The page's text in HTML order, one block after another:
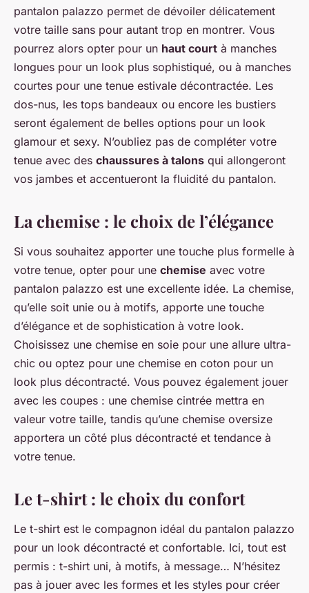
pantalon palazzo permet de dévoiler délicatement
votre taille sans pour autant trop en montrer. Vous
pourrez alors opter pour un haut court à manches
longues pour un look plus sophistiqué, ou à manches
courtes pour une tenue estivale décontractée. Les
dos-nus, les tops bandeaux ou encore les bustiers
seront également de belles options pour un look
glamour et sexy. N’oubliez pas de compléter votre
tenue avec des chaussures à talons qui allongeront
vos jambes et accentueront la fluidité du pantalon.
La chemise : le choix de l’élégance
Si vous souhaitez apporter une touche plus formelle à
votre tenue, opter pour une chemise avec votre
pantalon palazzo est une excellente idée. La chemise,
qu’elle soit unie ou à motifs, apporte une touche
d’élégance et de sophistication à votre look.
Choisissez une chemise en soie pour une allure ultra-
chic ou optez pour une chemise en coton pour un
look plus décontracté. Vous pouvez également jouer
avec les coupes : une chemise cintrée mettra en
valeur votre taille, tandis qu’une chemise oversize
apportera un côté plus décontracté et tendance à
votre tenue.
Le t-shirt : le choix du confort
Le t-shirt est le compagnon idéal du pantalon palazzo
pour un look décontracté et confortable. Ici, tout est
permis : t-shirt uni, à motifs, à message… N’hésitez
pas à jouer avec les formes et les styles pour créer